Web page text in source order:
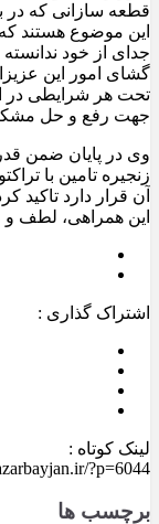
قطعه سازانی که در
این موضوع هستند
جدای از خود
گشای امور این
تحت هر شرایطی در
جهت رفع و حل
وی در پایان ضمن
زنجیره تامین با
آن قرار دارد تاکید
این همراهی، لطف
اشتراک گذاری :
لینک کوتاه :
?p=6044
برچسب ها